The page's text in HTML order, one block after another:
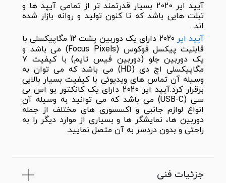
آیپد ایر 2020 بسیار قدرتمند تر از تمامی آیپد ها و
تبلت هایی باشد که تا کنون تولید و روانه بازار شده
اند.
آیپد ایر
۲۰۲۰ دارای یک دوربین پشت 12 مگاپیکسلی با
قابلیت پیکسل فوکوس (Focus Pixels) می باشد و
یک دوربین جلو (دوربین فیس تایم) با کیفیت 7
مگاپیکسلی اچ دی (HD) می باشد که می توان به
وسیله آن تماس های ویدیوئی با کیفیت بسیار بالایی
برقرار کرد.آیپد ایر 2020 دارای یک کانکتور یو اس بی
سی (USB-C) می باشد که می توانید به وسیله آن
انواع لوازم جانبی و اکسسوری های مختلف از جمله
دوربین ها، نمایشگر ها و بسیاری از موارد دیگر را به
راحتی و بدون دردسر به آن متصل نمایید.
جزئیات فنی